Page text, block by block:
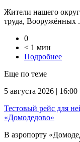
Жители нашего
труда, Вооружённых
0
< 1 мин
Подробнее
Еще по теме
5 августа 2026 | 16:00
Тестовый рейс для
«Домодедово»
В аэропорту